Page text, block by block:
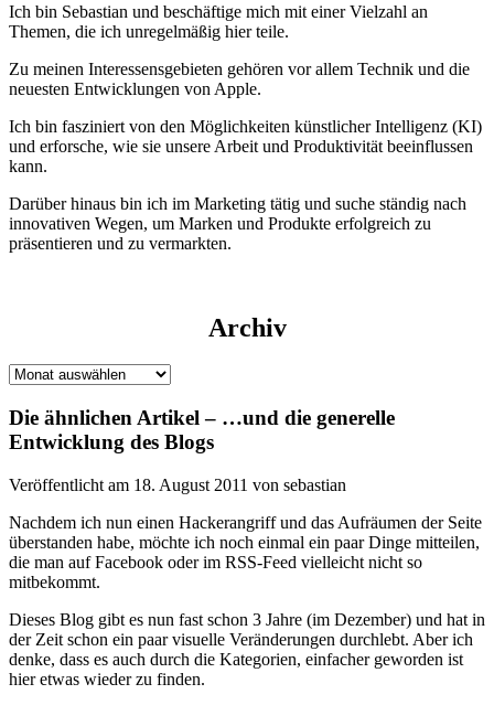
Ich bin Sebastian und beschäftige mich mit einer Vielzahl an
Themen, die ich unregelmäßig hier teile.
Zu meinen Interessensgebieten gehören vor allem Technik und die
neuesten Entwicklungen von Apple.
Ich bin fasziniert von den Möglichkeiten künstlicher Intelligenz (KI)
und erforsche, wie sie unsere Arbeit und Produktivität beeinflussen
kann.
Darüber hinaus bin ich im Marketing tätig und suche ständig nach
innovativen Wegen, um Marken und Produkte erfolgreich zu
präsentieren und zu vermarkten.
Archiv
Archiv
Die ähnlichen Artikel – …und die generelle
Entwicklung des Blogs
Veröffentlicht am 18. August 2011 von sebastian
Nachdem ich nun einen Hackerangriff und das Aufräumen der Seite
überstanden habe, möchte ich noch einmal ein paar Dinge mitteilen,
die man auf Facebook oder im RSS-Feed vielleicht nicht so
mitbekommt.
Dieses Blog gibt es nun fast schon 3 Jahre (im Dezember) und hat in
der Zeit schon ein paar visuelle Veränderungen durchlebt. Aber ich
denke, dass es auch durch die Kategorien, einfacher geworden ist
hier etwas wieder zu finden.